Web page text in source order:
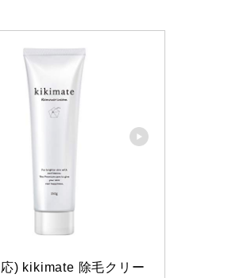
) kikimate 除毛クリー